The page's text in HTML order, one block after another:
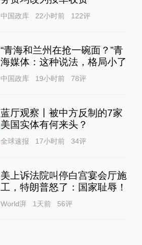
中国政库 22小时前 122评
“青海和兰州在抢一碗面？”青
海媒体：这种说法，格局小了
中国政库 19小时前 78评
蓝厅观察丨被中方反制的7家
美国实体有何来头？
全球速报 17小时前 34评
美上诉法院叫停白宫宴会厅施
工，特朗普怒了：国家耻辱！
World湃 1天前 56评